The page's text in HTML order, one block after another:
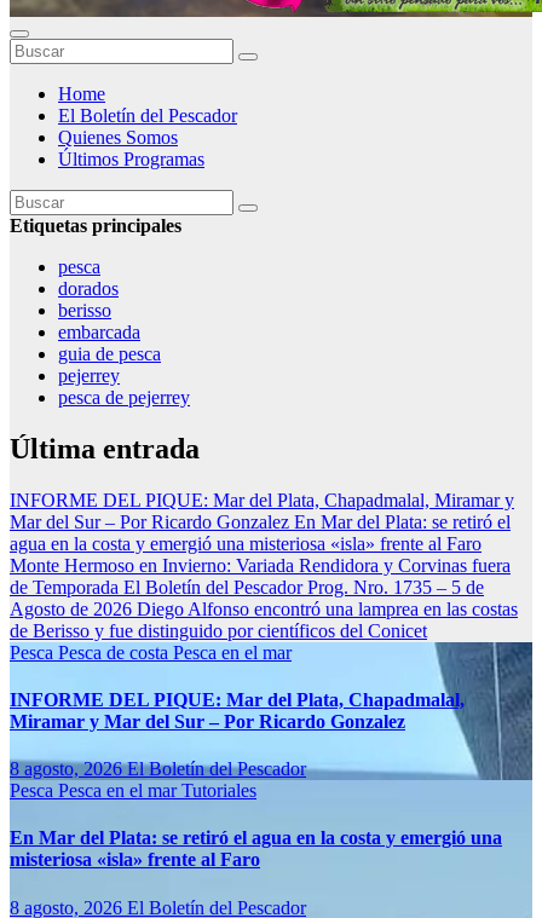
Home
El Boletín del Pescador
Quienes Somos
Últimos Programas
Etiquetas principales
pesca
dorados
berisso
embarcada
guia de pesca
pejerrey
pesca de pejerrey
Última entrada
INFORME DEL PIQUE: Mar del Plata, Chapadmalal, Miramar y
Mar del Sur – Por Ricardo Gonzalez En Mar del Plata: se retiró el
agua en la costa y emergió una misteriosa «isla» frente al Faro
Monte Hermoso en Invierno: Variada Rendidora y Corvinas fuera
de Temporada El Boletín del Pescador Prog. Nro. 1735 – 5 de
Agosto de 2026 Diego Alfonso encontró una lamprea en las costas
de Berisso y fue distinguido por científicos del Conicet
Pesca Pesca de costa Pesca en el mar
INFORME DEL PIQUE: Mar del Plata, Chapadmalal,
Miramar y Mar del Sur – Por Ricardo Gonzalez
8 agosto, 2026El Boletín del Pescador
Pesca Pesca en el marTutoriales
En Mar del Plata: se retiró el agua en la costa y emergió una
misteriosa «isla» frente al Faro
8 agosto, 2026 El Boletín del Pescador